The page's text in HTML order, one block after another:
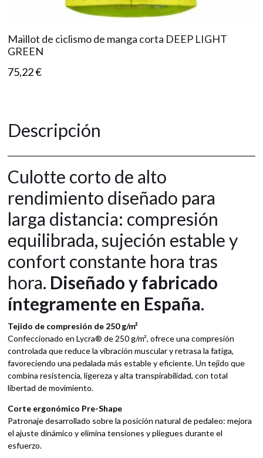
Maillot de ciclismo de manga corta DEEP LIGHT
GREEN
75,22€
Descripción
Culotte corto de alto
rendimiento diseñado para
larga distancia: compresión
equilibrada, sujeción estable y
confort constante hora tras
hora. Diseñado y fabricado
íntegramente en España.
Tejido de compresión de 250 g/m²
Confeccionado en Lycra® de 250 g/m², ofrece una compresión
controlada que reduce la vibración muscular y retrasa la fatiga,
favoreciendo una pedalada más estable y eficiente. Un tejido que
combina resistencia, ligereza y alta transpirabilidad, con total
libertad de movimiento.
Corte ergonómico Pre-Shape
Patronaje desarrollado sobre la posición natural de pedaleo: mejora
el ajuste dinámico y elimina tensiones y pliegues durante el
esfuerzo.